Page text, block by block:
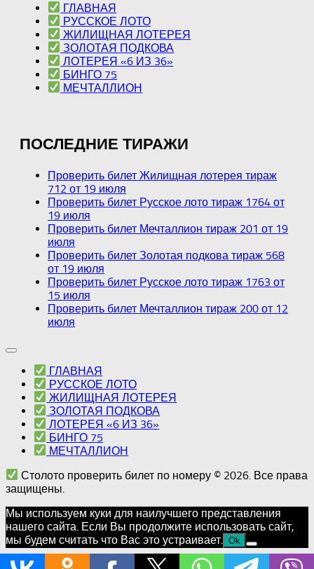
ГЛАВНАЯ
РУССКОЕ ЛОТО
ЖИЛИЩНАЯ ЛОТЕРЕЯ
ЗОЛОТАЯ ПОДКОВА
ЛОТЕРЕЯ «6 ИЗ 36»
БИНГО 75
МЕЧТАЛЛИОН
ПОСЛЕДНИЕ ТИРАЖИ
Проверить билет Жилищная лотерея тираж
712 от 19 июля
Проверить билет Русское лото тираж 1764 от
19 июля
Проверить билет Мечталлион тираж 201 от 19
июля
Проверить билет Золотая подкова тираж 568
от 19 июля
Проверить билет Русское лото тираж 1763 от
15 июля
Проверить билет Мечталлион тираж 200 от 12
июля
ГЛАВНАЯ
РУССКОЕ ЛОТО
ЖИЛИЩНАЯ ЛОТЕРЕЯ
ЗОЛОТАЯ ПОДКОВА
ЛОТЕРЕЯ «6 ИЗ 36»
БИНГО 75
МЕЧТАЛЛИОН
Столото проверить билет по номеру © 2026. Все права
защищены.
Мы используем куки для наилучшего представления
нашего сайта. Если Вы продолжите использовать сайт,
мы будем считать что Вас это устраивает.
Ok